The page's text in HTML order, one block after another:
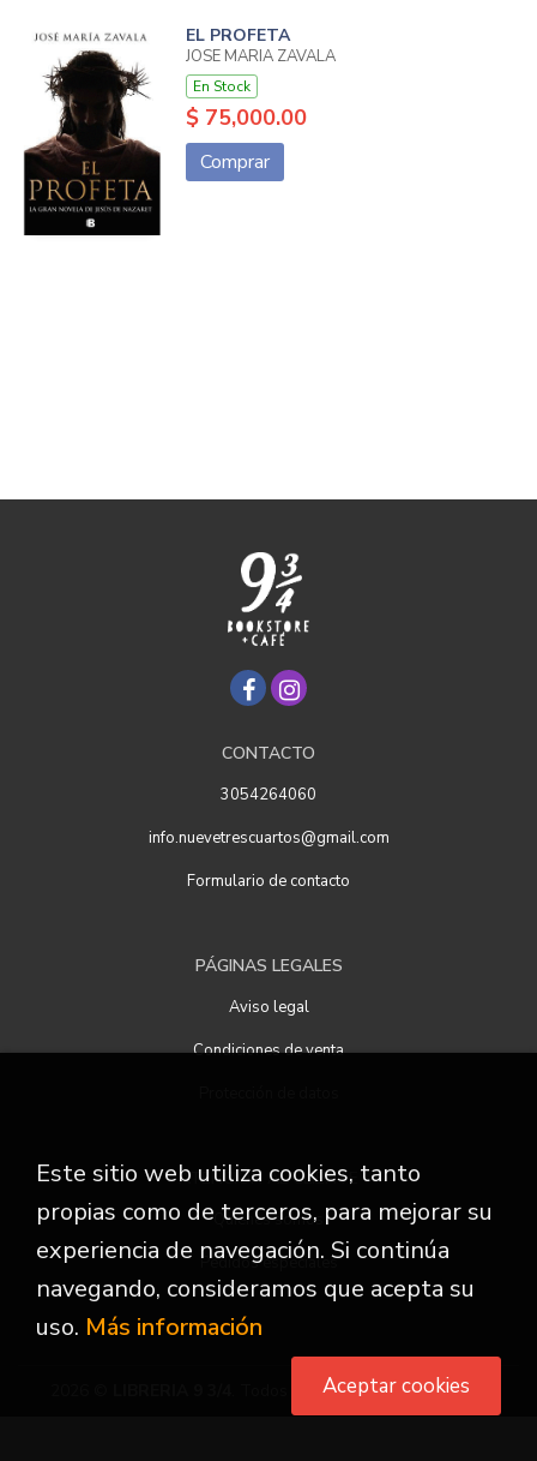
EL PROFETA
JOSE MARIA ZAVALA
En Stock
$ 75,000.00
Comprar
CONTACTO
3054264060
info.nuevetrescuartos@gmail.com
Formulario de contacto
PÁGINAS LEGALES
Aviso legal
Condiciones de venta
ATENCIÓN AL CLIENTE
Quiénes somos
Pedidos especiales
. Todos los Derechos Reservados
Este sitio web utiliza cookies, tanto
propias como de terceros, para mejorar su
experiencia de navegación. Si continúa
navegando, consideramos que acepta su
uso. Más información
Aceptar cookies